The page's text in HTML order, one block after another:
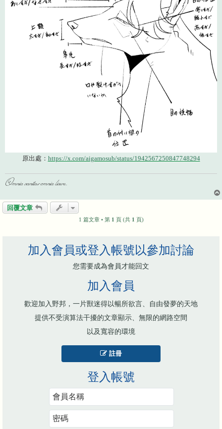
原出處： https://x.com/aigamosub/status/1942567250847748294
Omnia vanitas omnia licere.
回覆文章
1 篇文章 • 第 1 頁 (共 1 頁)
加入會員或登入帳號以參加討論
您需要成為會員才能回文
加入會員
歡迎加入野邦，一片獸迷得以暢所欲言、自由發夢的天地
提供不受演算法干擾的文章顯示、無限的網路空間
以及寬容的環境
註冊
登入帳號